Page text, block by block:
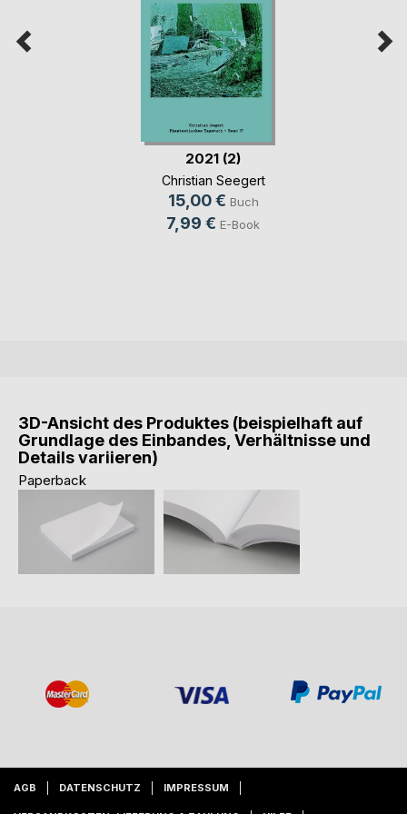
2021 (2)
Christian Seegert
15,00 € Buch
7,99 € E-Book
3D-Ansicht des Produktes (beispielhaft auf
Grundlage des Einbandes, Verhältnisse und
Details variieren)
Paperback
AGB DATENSCHUTZ IMPRESSUM